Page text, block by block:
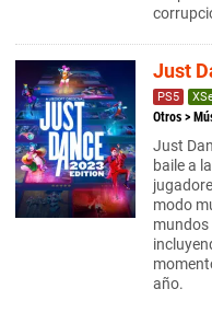
Just
PS5
Otros >
Just
baile a
modo
mundos
año.